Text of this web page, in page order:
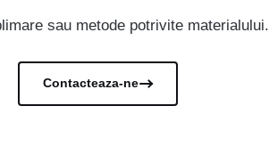
sau metode potrivite materialului.
Contacteaza-ne